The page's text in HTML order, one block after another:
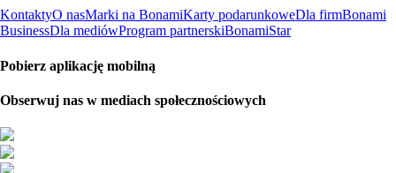
KontaktyO nasMarki na BonamiKarty podarunkoweDla firmBonami
BusinessDla mediówProgram partnerskiBonamiStar
Pobierz aplikację mobilną
Obserwuj nas w mediach społecznościowych